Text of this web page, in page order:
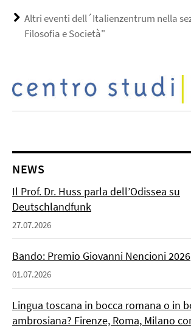
Altri eventi dell´Italienzentrum nella
Filosofia e Società"
NEWS
Il Prof. Dr. Huss parla dell’Odissea su
Deutschlandfunk
27.07.2026
Bando: Premio Giovanni Nencioni 2026
01.07.2026
Lingua toscana in bocca romana o in
ambrosiana? Firenze, Roma, Milano